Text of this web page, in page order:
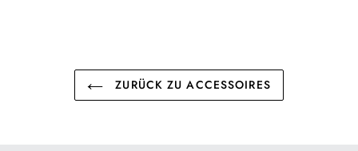
ZURÜCK ZU ACCESSOIRES